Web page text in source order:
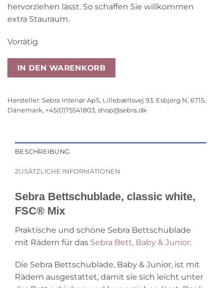
hervorziehen lässt. So schaffen Sie willkommen
extra Stauraum.
Vorrätig
IN DEN WARENKORB
Hersteller: Sebra Interiør ApS, Lillebæltsvej 93, Esbjerg N, 6715,
Dänemark, +45(0)75541803, shop@sebra.dk
BESCHREIBUNG
ZUSÄTZLICHE INFORMATIONEN
Sebra Bettschublade, classic white,
FSC® Mix
Praktische und schöne Sebra Bettschublade
mit Rädern für das Sebra Bett, Baby & Junior.
Die Sebra Bettschublade, Baby & Junior, ist mit
Rädern ausgestattet, damit sie sich leicht unter